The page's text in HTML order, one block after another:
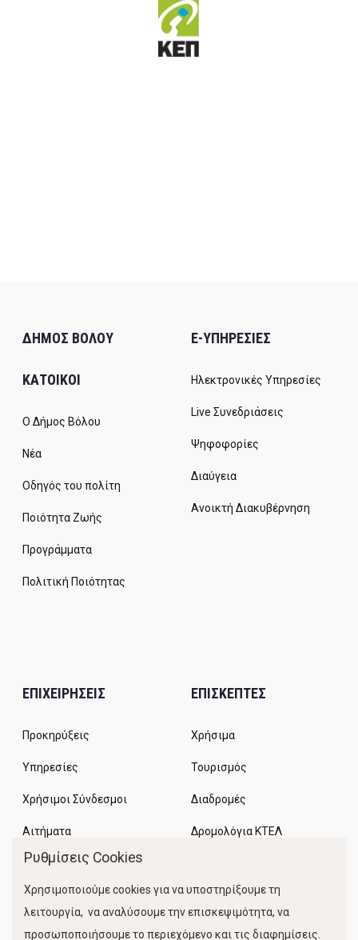
ΔΗΜΟΣ ΒΟΛΟΥ
ΚΑΤΟΙΚΟΙ
Ο Δήμος Βόλου
Νέα
Οδηγός του πολίτη
Ποιότητα Ζωής
Προγράμματα
Πολιτική Ποιότητας
E-ΥΠΗΡΕΣΙΕΣ
Ηλεκτρονικές Υπηρεσίες
Live Συνεδριάσεις
Ψηφοφορίες
Διαύγεια
Ανοικτή Διακυβέρνηση
ΕΠΙΧΕΙΡΗΣΕΙΣ
Προκηρύξεις
Υπηρεσίες
Χρήσιμοι Σύνδεσμοι
Αιτήματα
ΕΠΙΣΚΕΠΤΕΣ
Χρήσιμα
Τουρισμός
Διαδρομές
Δρομολόγια ΚΤΕΛ
Κίνηση Λιμένος
Ρυθμίσεις Cookies
Χρησιμοποιούμε cookies για να υποστηρίξουμε τη
λειτουργία, να αναλύσουμε την επισκεψιμότητα, να
προσωποποιήσουμε το περιεχόμενο και τις διαφημίσεις.